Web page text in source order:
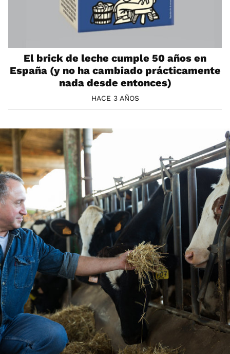
El brick de leche cumple 50 años en
España (y no ha cambiado prácticamente
nada desde entonces)
HACE 3 AÑOS